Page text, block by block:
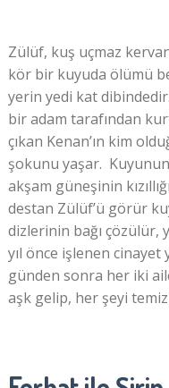
Zülüf, kuş uçmaz
kör bir kuyuda ölümü
yerin yedi kat
bir adam tarafından
çıkan Kenan’ın kim
şokunu yaşar.
akşam güneşinin
destan Zülüf’ü görür
dizlerinin bağı çözülür,
yıl önce işlenen
günden sonra her iki
aşk gelip, her şeyi